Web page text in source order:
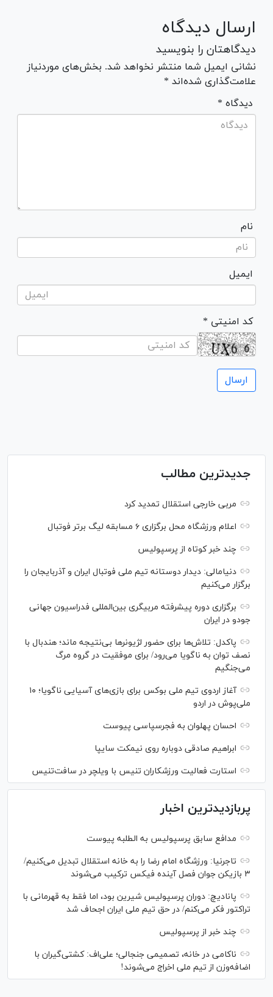
ارسال دیدگاه
دیدگاهتان را بنویسید
نشانی ایمیل شما منتشر نخواهد شد. بخش‌های موردنیاز
علامت‌گذاری شده‌اند *
* دیدگاه
نام
ایمیل
* کد امنیتی
جدیدترین مطالب
مربی خارجی استقلال تمدید کرد
اعلام ورزشگاه محل برگزاری ۶ مسابقه لیگ برتر فوتبال
چند خبر کوتاه از پرسپولیس
دنیامالی: دیدار دوستانه تیم ملی فوتبال ایران و آذربایجان را
برگزار می‌کنیم
برگزاری دوره پیشرفته مربیگری بین‌المللی فدراسیون جهانی
جودو در ایران
پاکدل: تلاش‌ها برای حضور لژیونر‌ها بی‌نتیجه ماند؛ هندبال با
نصف توان به ناگویا می‌رود/ برای موفقیت در گروه مرگ
می‌جنگیم
آغاز اردوی تیم ملی بوکس برای بازی‌های آسیایی ناگویا؛ ۱۰
ملی‌پوش در اردو
احسان پهلوان به فجرسپاسی پیوست
ابراهیم صادقی دوباره روی نیمکت سایپا
استارت فعالیت ورزشکاران تنیس با ویلچر در سافت‌تنیس
پربازدیدترین اخبار
مدافع سابق پرسپولیس به الطلبه پیوست
تاجرنیا: ورزشگاه امام رضا را به خانه استقلال تبدیل می‌کنیم/
۳ بازیکن جوان فصل آینده فیکس ترکیب می‌شوند
پانادیچ: دوران پرسپولیس شیرین بود، اما فقط به قهرمانی با
تراکتور فکر می‌کنم/ در حق تیم ملی ایران اجحاف شد
چند خبر از پرسپولیس
ناکامی در خانه، تصمیمی جنجالی؛ علی‌اف: کشتی‌گیران با
اضافه‌وزن از تیم ملی اخراج می‌شوند!